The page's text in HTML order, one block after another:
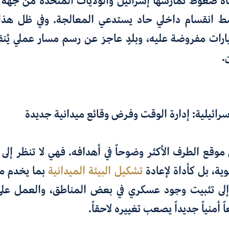
انقسام داخلي حاد يستدعي المعالجة. وفي ظل
مفروضة عليه، وبلدٍ عاجز عن رسم مسار عملي
إدارة الوقت وفرض وقائع ميدانية جديدة
موقع الطرف الأكثر وضوحاً في أهدافه. فهي لا تنظر
بل كأداة لإعادةتشكيل البيئة الميدانيةبما يخدم
تثبيت وجود عسكري في بعض المناطق، والعمل
أمنياً جديداً يصعب تغييره لاحقاً.